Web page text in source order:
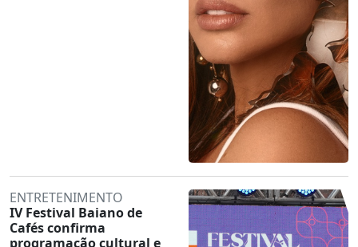
ENTRETENIMENTO
IV Festival Baiano de
Cafés confirma
programação cultural e